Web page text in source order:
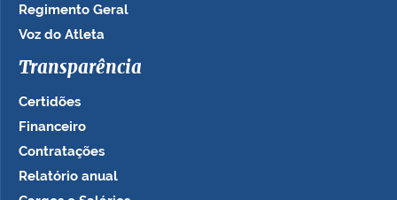
Regimento Geral
Voz do Atleta
Transparência
Certidões
Financeiro
Contratações
Relatório anual